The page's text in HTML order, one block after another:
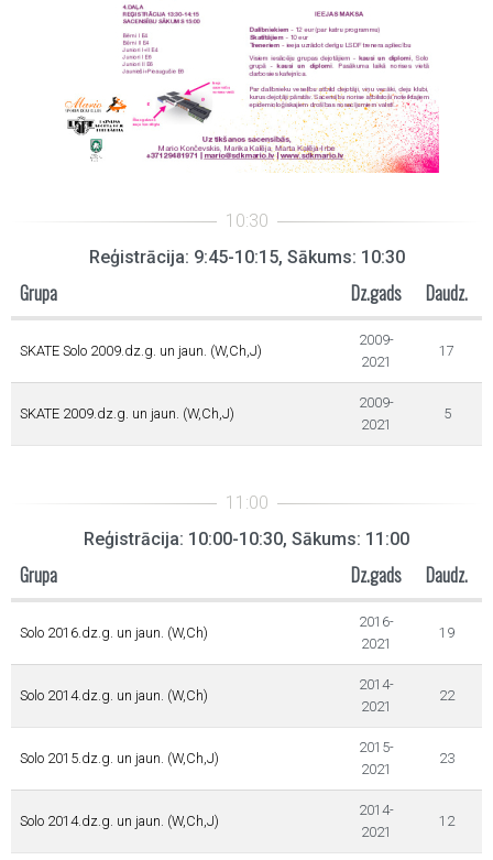
Reģistrācija: 9:45-10:15, Sākums: 10:30
Grupa Dz.gads Daudz.
SKATE Solo 2009.dz.g. un jaun. (W,Ch,J)
2009-
2021
17
SKATE 2009.dz.g. un jaun. (W,Ch,J)
2009-
2021
5
Reģistrācija: 10:00-10:30, Sākums: 11:00
Grupa Dz.gads Daudz.
Solo 2016.dz.g. un jaun. (W,Ch)
2016-
2021
19
Solo 2014.dz.g. un jaun. (W,Ch)
2014-
2021
22
Solo 2015.dz.g. un jaun. (W,Ch,J)
2015-
2021
23
Solo 2014.dz.g. un jaun. (W,Ch,J)
2014-
2021
12